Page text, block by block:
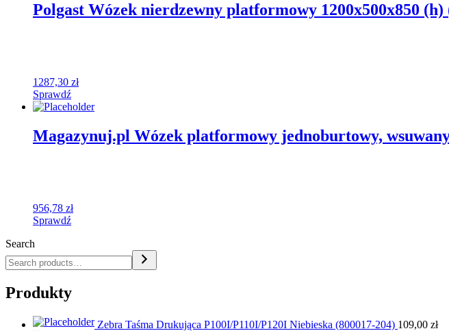
Polgast Wózek nierdzewny platformowy 1200x500x850 (h)
1287,30 zł
Sprawdź
Magazynuj.pl Wózek platformowy jednoburtowy,
956,78 zł
Sprawdź
Search
Produkty
Zebra Taśma Drukująca P100I/P110I/P120I Niebieska (800017-204) 109,00 zł